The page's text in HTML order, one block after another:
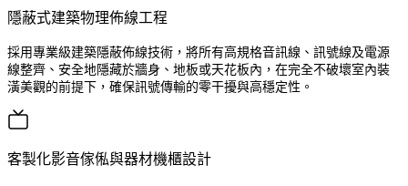
隱蔽式建築物理佈線工程
採用專業級建築隱蔽佈線技術，將所有高規格音訊線、訊號線及電源
線整齊、安全地隱藏於牆身、地板或天花板內，在完全不破壞室內裝
潢美觀的前提下，確保訊號傳輸的零干擾與高穩定性。
客製化影音傢俬與器材機櫃設計